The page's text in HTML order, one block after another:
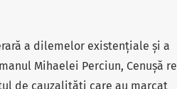
a dilemelor existențiale și a
Mihaelei Perciun, Cenușă
de cauzalități care au marcat